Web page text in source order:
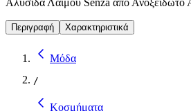
Περιγραφή Χαρακτηριστικά
Μόδα
/
Κοσμήματα